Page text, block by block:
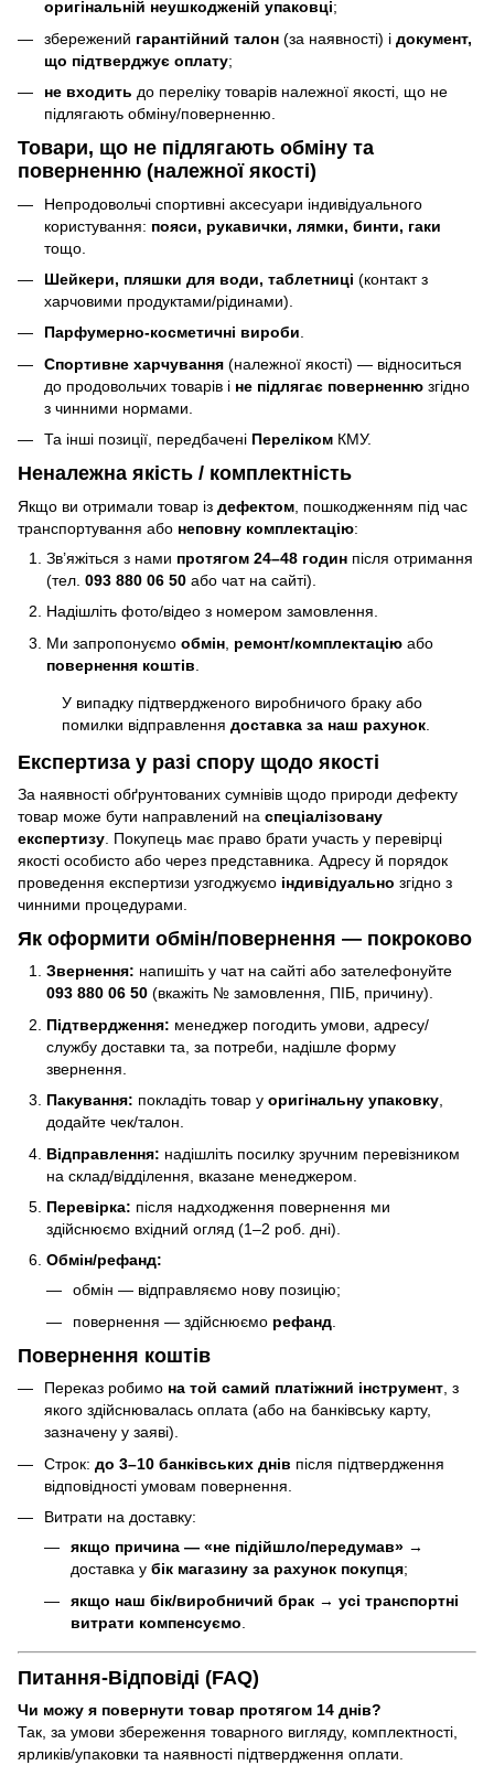
оригінальній неушкодженій упаковці;
збережений гарантійний талон (за наявності) і документ,
що підтверджує оплату;
не входить до переліку товарів належної якості, що не
підлягають обміну/поверненню.
Товари, що не підлягають обміну та
поверненню (належної якості)
Непродовольчі спортивні аксесуари індивідуального
користування: пояси, рукавички, лямки, бинти, гаки
тощо.
Шейкери, пляшки для води, таблетниці (контакт з
харчовими продуктами/рідинами).
Парфумерно-косметичні вироби.
Спортивне харчування (належної якості) — відноситься
до продовольчих товарів і не підлягає поверненню згідно
з чинними нормами.
Та інші позиції, передбачені Переліком КМУ.
Неналежна якість / комплектність
Якщо ви отримали товар із дефектом , пошкодженням під час
транспортування або неповну комплектацію:
Зв’яжіться з нами протягом 24–48 годин після отримання
(тел. 093 880 06 50 або чат на сайті).
Надішліть фото/відео з номером замовлення.
Ми запропонуємо обмін ремонт/комплектацію або
повернення коштів
У випадку підтвердженого виробничого браку або
помилки відправлення доставка за наш рахунок
Експертиза у разі спору щодо якості
За наявності обґрунтованих сумнівів щодо природи дефекту
товар може бути направлений на спеціалізовану
експертизу . Покупець має право брати участь у перевірці
якості особисто або через представника. Адресу й порядок
проведення експертизи узгоджуємо індивідуально згідно з
чинними процедурами.
Як оформити обмін/повернення — покроково
Звернення: напишіть у чат на сайті або зателефонуйте
093 880 06 50 (вкажіть № замовлення, ПІБ, причину).
Підтвердження: менеджер погодить умови, адресу/
службу доставки та, за потреби, надішле форму
звернення.
Пакування: покладіть товар у оригінальну упаковку,
додайте чек/талон.
Відправлення: надішліть посилку зручним перевізником
на склад/відділення, вказане менеджером.
Перевірка: після надходження повернення ми
здійснюємо вхідний огляд (1–2 роб. дні).
Обмін/рефанд:
обмін — відправляємо нову позицію;
повернення — здійснюємо рефанд
Повернення коштів
Переказ робимо на той самий платіжний інструмент, з
якого здійснювалась оплата (або на банківську карту,
зазначену у заяві).
Строк: до 3–10 банківських днів після підтвердження
відповідності умовам повернення.
Витрати на доставку:
якщо причина — «не підійшло/передумав» →
доставка у бік магазину за рахунок покупця;
якщо наш бік/виробничий брак → усі транспортні
витрати компенсуємо
Питання-Відповіді (FAQ)
Чи можу я повернути товар протягом 14 днів?
Так, за умови збереження товарного вигляду, комплектності,
ярликів/упаковки та наявності підтвердження оплати.